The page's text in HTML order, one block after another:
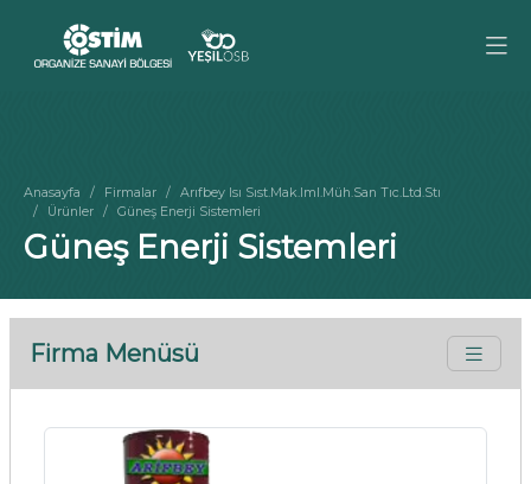
Anasayfa Firmalar
Arıfbey Isı Sıst.Mak.Iml.Müh.San Tıc.Ltd.Stı
Ürünler
Güneş Enerji Sistemleri
Güneş Enerji Sistemleri
Firma Menüsü